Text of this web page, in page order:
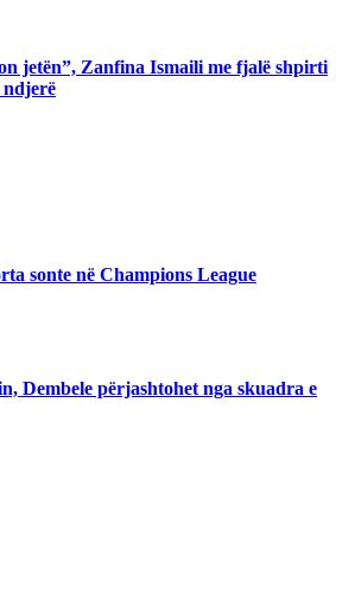
jetën”, Zanfina Ismaili me fjalë shpirti
ndjerë
sonte në Champions League
Dembele përjashtohet nga skuadra e